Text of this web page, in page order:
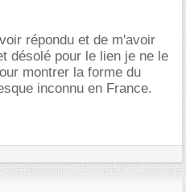
répondu et de m'avoir
désolé pour le lien je ne le
montrer la forme du
inconnu en France.